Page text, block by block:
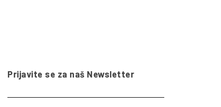
Prijavite se za naš Newsletter